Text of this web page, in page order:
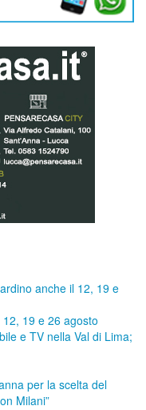
anche il 12, 19 e
19 e 26 agosto
e TV nella Val di Lima;
per la scelta del
Milani”